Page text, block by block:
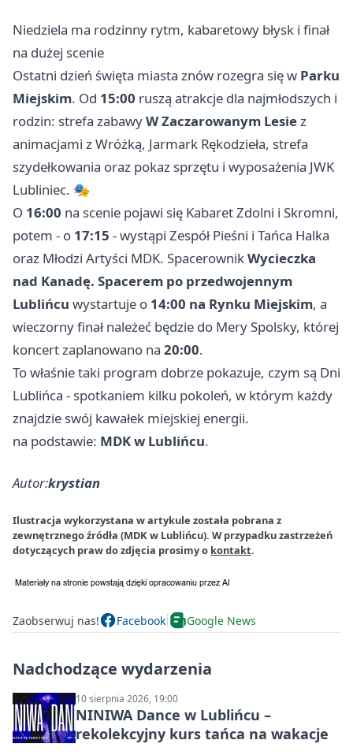
Niedziela ma rodzinny rytm, kabaretowy błysk i finał
na dużej scenie
Ostatni dzień święta miasta znów rozegra się w Parku
Miejskim. Od 15:00 ruszą atrakcje dla najmłodszych i
rodzin: strefa zabawyW Zaczarowanym Lesiez
animacjami z Wróżką, Jarmark Rękodzieła, strefa
szydełkowania oraz pokaz sprzętu i wyposażenia JWK
Lubliniec. 🎭
O 16:00 na scenie pojawi się Kabaret Zdolni i Skromni,
potem - o 17:15 - wystąpi Zespół Pieśni i Tańca Halka
oraz Młodzi Artyści MDK. SpacerownikWycieczka
nad Kanadę. Spacerem po przedwojennym
Lublińcu wystartuje o 14:00 na Rynku Miejskim, a
wieczorny finał należeć będzie do Mery Spolsky, której
koncert zaplanowano na 20:00.
To właśnie taki program dobrze pokazuje, czym są Dni
Lublińca - spotkaniem kilku pokoleń, w którym każdy
znajdzie swój kawałek miejskiej energii.
na podstawie: MDK w Lublińcu.
Autor:krystian
Ilustracja wykorzystana w artykule została pobrana z
zewnętrznego źródła (MDK w Lublińcu). W przypadku zastrzeżeń
dotyczących praw do zdjęcia prosimy o kontakt.
Zaobserwuj nas! Facebook Google News
Nadchodzące wydarzenia
10 sierpnia 2026, 19:00
NINIWA Dance w Lublińcu –
rekolekcyjny kurs tańca na wakacje